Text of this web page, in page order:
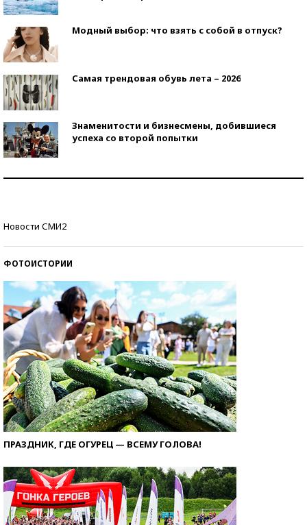
Модный выбор: что взять с собой в отпуск?
Самая трендовая обувь лета – 2026
Знаменитости и бизнесмены, добившиеся
успеха со второй попытки
Новости СМИ2
ФОТОИСТОРИИ
ПРАЗДНИК, ГДЕ ОГУРЕЦ — ВСЕМУ ГОЛОВА!